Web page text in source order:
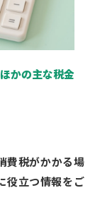
かの主な税金
費税がかかる場
役立つ情報をご